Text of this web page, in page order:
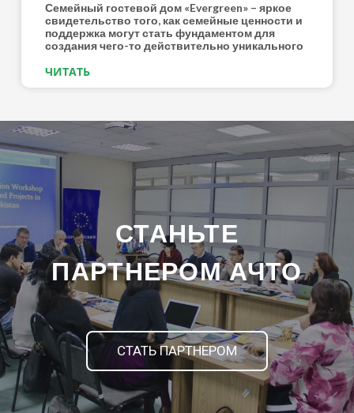
Семейный гостевой дом «Evergreen» – яркое
свидетельство того, как семейные ценности и
поддержка могут стать фундаментом для
создания чего-то действительно уникального
ЧИТАТЬ
СТАНЬТЕ
ПАРТНЕРОМ АЧТО
СТАТЬ ПАРТНЕРОМ